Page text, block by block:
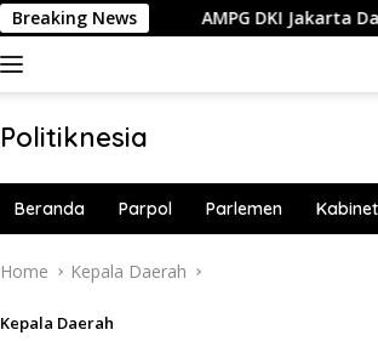
Breaking NewsAMPG DKI Jakarta Dapat Mobil
Politiknesia
Beranda Parpol Parlemen Kabinet
Home Kepala Daerah
Kepala Daerah